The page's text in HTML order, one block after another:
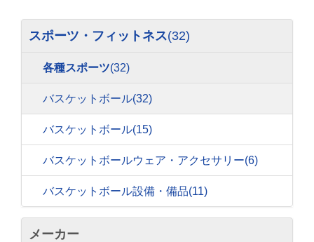
スポーツ・フィットネス(32)
各種スポーツ(32)
バスケットボール(32)
バスケットボール(15)
バスケットボールウェア・アクセサリー(6)
バスケットボール設備・備品(11)
メーカー